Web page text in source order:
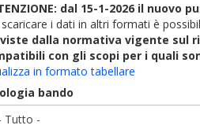
dal 15-1-2026 il
scaricare i dati in altri formati è
dalla normativa vigente sul
con gli scopi per i quali
in formato tabellare
bando
Tutto -